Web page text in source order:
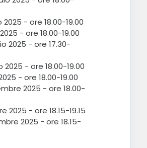
2025 - ore 18.00-19.00
- ore 18.00-19.00
2025 - ore 17.30-
2025 - ore 18.00-19.00
- ore 18.00-19.00
2025 - ore 18.00-
2025 - ore 18.15-19.15
2025 - ore 18.15-